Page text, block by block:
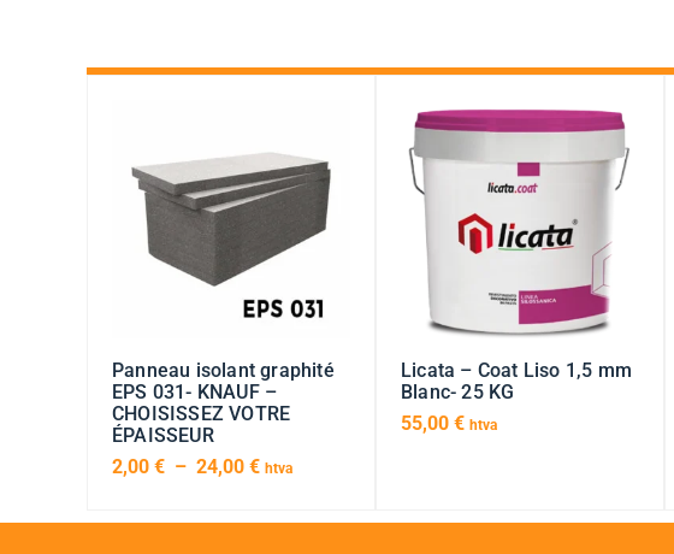
Panneau isolant graphité
EPS 031- KNAUF –
CHOISISSEZ VOTRE
ÉPAISSEUR
2,00 € – 24,00 € htva
Licata – Coat Liso 1,5 mm
Blanc- 25 KG
55,00 € htva